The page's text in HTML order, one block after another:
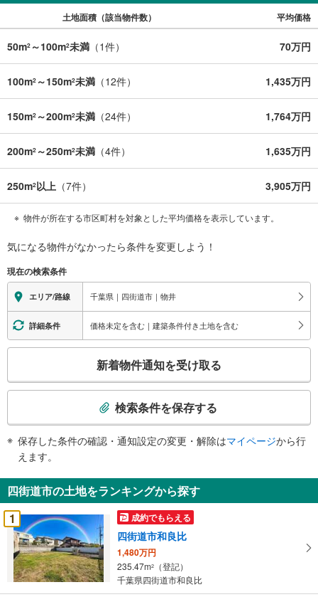
土地面積（該当物件数） 平均価格
50m2 ～100m2未満 （1件） 70万円
100m2 ～150m2未満 （12件） 1,435万円
150m2 ～200m2未満 （24件） 1,764万円
200m2 ～250m2未満 （4件） 1,635万円
250m2以上 （7件） 3,905万円
物件が所在する市区町村を対象とした平均価格を表示しています。
気になる物件がなかったら条件を変更しよう！
現在の検索条件
エリア/路線 千葉県｜四街道市｜物井
詳細条件 価格未定を含む｜建築条件付き土地を含む
検
知
を
受
け
取
る
・
新着物件通知を受け取る
検索条件を保存する
保存した条件の確認・通知設定の変更・解除はマイページから行
えます。
四街道市の土地をランキングから探す
1
成約でもらえる
四街道市和良比
1,480万円
235.47m2
（登記）
千葉県四街道市和良比